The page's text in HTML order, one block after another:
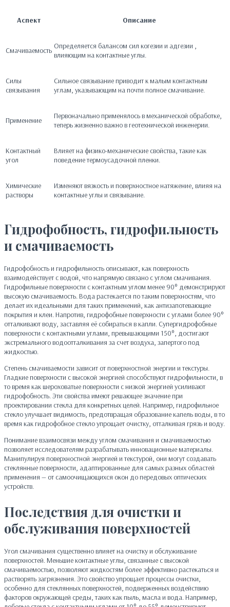
Аспект Описание
Смачиваемость Определяется балансом сил когезии и адгезии ,
влияющим на контактные углы.
Силы
связывания
Сильное связывание приводит к малым контактным
углам, указывающим на почти полное смачивание.
Применение
Первоначально применялось в механической обработке,
теперь жизненно важно в геотехнической инженерии.
Контактный
угол
Влияет на физико-механические свойства, такие как
поведение термоусадочной пленки.
Химические
растворы
Изменяют вязкость и поверхностное натяжение, влияя на
контактные углы и связывание.
Гидрофобность, гидрофильность
и смачиваемость
Гидрофобность и гидрофильность описывают, как поверхность
взаимодействует с водой, что напрямую связано с углом смачивания.
Гидрофильные поверхности с контактным углом менее 90° демонстрируют
высокую смачиваемость. Вода растекается по таким поверхностям, что
делает их идеальными для таких применений, как антизапотевающие
покрытия и клеи. Напротив, гидрофобные поверхности с углами более 90°
отталкивают воду, заставляя её собираться в капли. Супергидрофобные
поверхности с контактными углами, превышающими 150°, достигают
экстремального водоотталкивания за счет воздуха, запертого под
жидкостью.
Степень смачиваемости зависит от поверхностной энергии и текстуры.
Гладкие поверхности с высокой энергией способствуют гидрофильности, в
то время как шероховатые поверхности с низкой энергией усиливают
гидрофобность. Эти свойства имеют решающее значение при
проектировании стекла для конкретных целей. Например, гидрофильное
стекло улучшает видимость, предотвращая образование капель воды, в то
время как гидрофобное стекло упрощает очистку, отталкивая грязь и воду.
Понимание взаимосвязи между углом смачивания и смачиваемостью
позволяет исследователям разрабатывать инновационные материалы.
Манипулируя поверхностной энергией и текстурой, они могут создавать
стеклянные поверхности, адаптированные для самых разных областей
применения — от самоочищающихся окон до передовых оптических
устройств.
Последствия для очистки и
обслуживания поверхностей
Угол смачивания существенно влияет на очистку и обслуживание
поверхностей. Меньшие контактные углы, связанные с высокой
смачиваемостью, позволяют жидкостям более эффективно растекаться и
растворять загрязнения. Это свойство упрощает процессы очистки,
особенно для стеклянных поверхностей, подверженных воздействию
факторов окружающей среды, таких как пыль, масла и вода. Например,